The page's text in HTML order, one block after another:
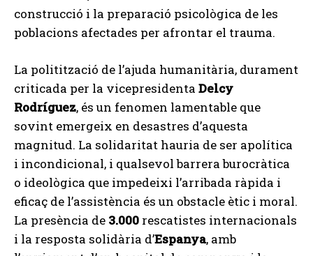
construcció i la preparació psicològica de les
poblacions afectades per afrontar el trauma.
La politització de l’ajuda humanitària, durament
criticada per la vicepresidenta Delcy
Rodríguez, és un fenomen lamentable que
sovint emergeix en desastres d’aquesta
magnitud. La solidaritat hauria de ser apolítica
i incondicional, i qualsevol barrera burocràtica
o ideològica que impedeixi l’arribada ràpida i
eficaç de l’assistència és un obstacle ètic i moral.
La presència de 3.000 rescatistes internacionals
i la resposta solidària d’Espanya, amb